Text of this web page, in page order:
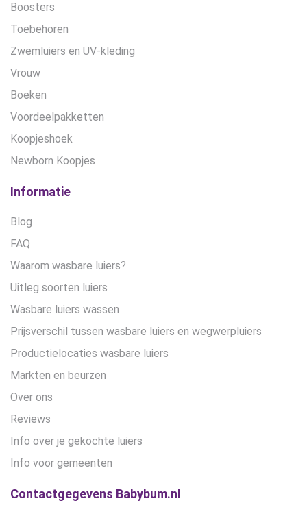
Boosters
Toebehoren
Zwemluiers en UV-kleding
Vrouw
Boeken
Voordeelpakketten
Koopjeshoek
Newborn Koopjes
Informatie
Blog
FAQ
Waarom wasbare luiers?
Uitleg soorten luiers
Wasbare luiers wassen
Prijsverschil tussen wasbare luiers en wegwerpluiers
Productielocaties wasbare luiers
Markten en beurzen
Over ons
Reviews
Info over je gekochte luiers
Info voor gemeenten
Contactgegevens Babybum.nl